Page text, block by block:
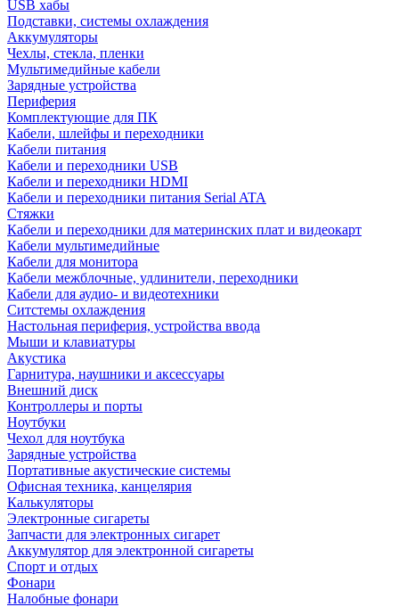
USB хабы
Подставки, системы охлаждения
Аккумуляторы
Чехлы, стекла, пленки
Мультимедийные кабели
Зарядные устройства
Периферия
Комплектующие для ПК
Кабели, шлейфы и переходники
Кабели питания
Кабели и переходники USB
Кабели и переходники HDMI
Кабели и переходники питания Serial ATA
Стяжки
Кабели и переходники для материнских плат и видеокарт
Кабели мультимедийные
Кабели для монитора
Кабели межблочные, удлинители, переходники
Кабели для аудио- и видеотехники
Ситстемы охлаждения
Настольная периферия, устройства ввода
Мыши и клавиатуры
Акустика
Гарнитура, наушники и аксессуары
Внешний диск
Контроллеры и порты
Ноутбуки
Чехол для ноутбука
Зарядные устройства
Портативные акустические системы
Офисная техника, канцелярия
Калькуляторы
Электронные сигареты
Запчасти для электронных сигарет
Аккумулятор для электронной сигареты
Спорт и отдых
Фонари
Налобные фонари